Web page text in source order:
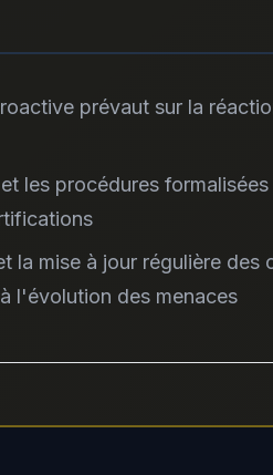
prévaut sur la
les procédures
la mise à jour régulière des
l'évolution des menaces